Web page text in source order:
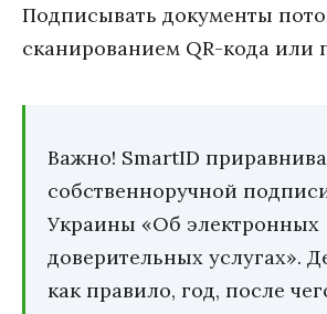
Подписывать документы
сканированием QR-кода или
Важно! SmartID
собственноручной
Украины «Об электронных
доверительных услугах».
как правило, год, после